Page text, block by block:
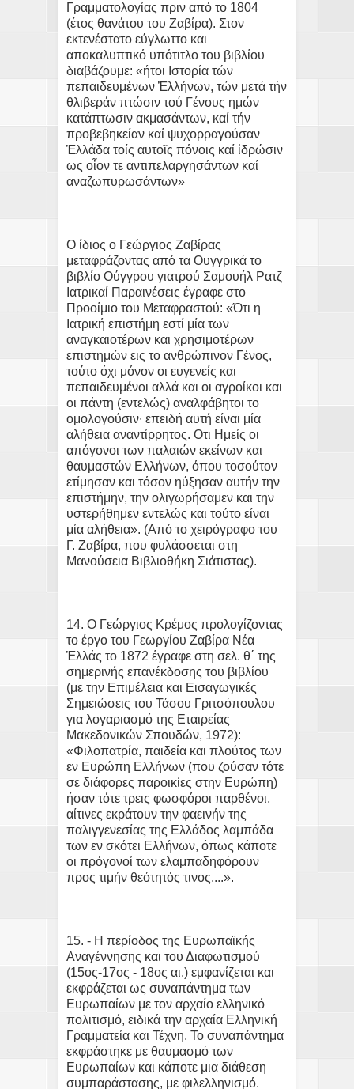
Γραμματολογίας πριν από το 1804
(έτος θανάτου του Ζαβίρα). Στον
εκτενέστατο εύγλωττο και
αποκαλυπτικό υπότιτλο του βιβλίου
διαβάζουμε: «ήτοι Ιστορία τών
πεπαιδευμένων Ἑλλήνων, τών μετά τήν
θλιβεράν πτώσιν τού Γένους ημών
κατάπτωσιν ακμασάντων, καί τήν
προβεβηκείαν καί ψυχορραγούσαν
Ἑλλάδα τοίς αυτοῖς πόνοις καί ἱδρώσιν
ως οἷον τε αντιπελαργησάντων καί
αναζωπυρωσάντων»
Ο ίδιος ο Γεώργιος Ζαβίρας
μεταφράζοντας από τα Ουγγρικά το
βιβλίο Ούγγρου γιατρού Σαμουήλ Ρατζ
Ιατρικαί Παραινέσεις έγραφε στο
Προοίμιο του Μεταφραστού: «Ότι η
Ιατρική επιστήμη εστί μία των
αναγκαιοτέρων και χρησιμοτέρων
επιστημών εις το ανθρώπινον Γένος,
τούτο όχι μόνον οι ευγενείς και
πεπαιδευμένοι αλλά και οι αγροίκοι και
οι πάντη (εντελώς) αναλφάβητοι το
ομολογούσιν∙ επειδή αυτή είναι μία
αλήθεια αναντίρρητος. Οτι Ημείς οι
απόγονοι των παλαιών εκείνων και
θαυμαστών Ελλήνων, όπου τοσούτον
ετίμησαν και τόσον ηύξησαν αυτήν την
επιστήμην, την ολιγωρήσαμεν και την
υστερήθημεν εντελώς και τούτο είναι
μία αλήθεια». (Από το χειρόγραφο του
Γ. Ζαβίρα, που φυλάσσεται στη
Μανούσεια Βιβλιοθήκη Σιάτιστας).
14. Ο Γεώργιος Κρέμος προλογίζοντας
το έργο του Γεωργίου Ζαβίρα Νέα
Ἑλλάς το 1872 έγραφε στη σελ. θ΄ της
σημερινής επανέκδοσης του βιβλίου
(με την Επιμέλεια και Εισαγωγικές
Σημειώσεις του Τάσου Γριτσόπουλου
για λογαριασμό της Εταιρείας
Μακεδονικών Σπουδών, 1972):
«Φιλοπατρία, παιδεία και πλούτος των
εν Ευρώπη Ελλήνων (που ζούσαν τότε
σε διάφορες παροικίες στην Ευρώπη)
ήσαν τότε τρεις φωσφόροι παρθένοι,
αίτινες εκράτουν την φαεινήν της
παλιγγενεσίας της Ελλάδος λαμπάδα
των εν σκότει Ελλήνων, όπως κάποτε
οι πρόγονοί των ελαμπαδηφόρουν
προς τιμήν θεότητός τινος....».
15. - Η περίοδος της Ευρωπαϊκής
Αναγέννησης και του Διαφωτισμού
(15ος-17ος - 18ος αι.) εμφανίζεται και
εκφράζεται ως συναπάντημα των
Ευρωπαίων με τον αρχαίο ελληνικό
πολιτισμό, ειδικά την αρχαία Ελληνική
Γραμματεία και Τέχνη. Το συναπάντημα
εκφράστηκε με θαυμασμό των
Ευρωπαίων και κάποτε μια διάθεση
συμπαράστασης, με φιλελληνισμό.